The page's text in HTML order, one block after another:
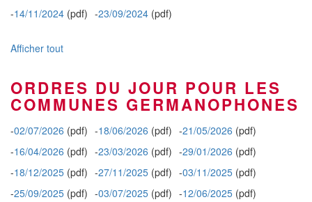
-14/11/2024 (pdf) -23/09/2024 (pdf)
Afficher tout
ORDRES DU JOUR POUR LES
COMMUNES GERMANOPHONES
-02/07/2026 (pdf) -18/06/2026 (pdf) -21/05/2026 (pdf)
-16/04/2026 (pdf) -23/03/2026 (pdf) -29/01/2026 (pdf)
-18/12/2025 (pdf) -27/11/2025 (pdf) -03/11/2025 (pdf)
-25/09/2025 (pdf) -03/07/2025 (pdf) -12/06/2025 (pdf)